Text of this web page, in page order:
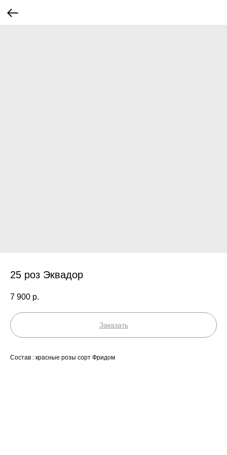
25 роз Эквадор
7 900 р.
Заказать
Состав : красные розы сорт Фридом